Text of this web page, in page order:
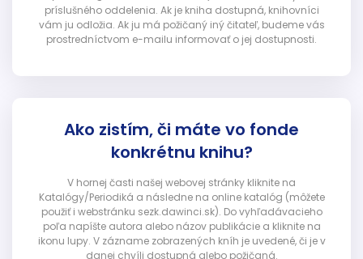
príslušného oddelenia. Ak je kniha dostupná, knihovníci
vám ju odložia. Ak ju má požičaný iný čitateľ, budeme vás
prostredníctvom e-mailu informovať o jej dostupnosti.
Ako zistím, či máte vo fonde
konkrétnu knihu?
V hornej časti našej webovej stránky kliknite na
Katalógy/Periodiká a následne na online katalóg (môžete
použiť i webstránku sezk.dawinci.sk). Do vyhľadávacieho
poľa napíšte autora alebo názov publikácie a kliknite na
ikonu lupy. V zázname zobrazených kníh je uvedené, či je v
danej chvíli dostupná alebo požičaná.